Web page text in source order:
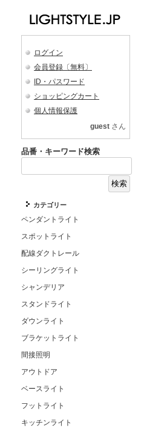
ログイン
会員登録〔無料〕
ID・パスワード
ショッピングカート
個人情報保護
guest さん
品番・キーワード検索
カテゴリー
ペンダントライト
スポットライト
配線ダクトレール
シーリングライト
シャンデリア
スタンドライト
ダウンライト
ブラケットライト
間接照明
アウトドア
ベースライト
フットライト
キッチンライト